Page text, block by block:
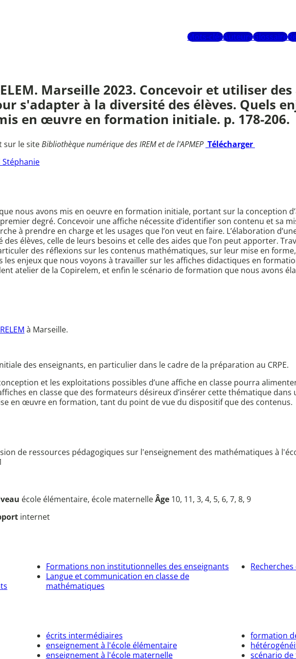
Mots-clésAuteursGlossaire
Marseille 2023. Concevoir et utiliser
s'adapter à la diversité des élèves. Quels
en œuvre en formation initiale. p. 178-206.
sur le siteBibliothèque numérique des IREM et de l'APMEP Télécharger
nous avons mis en oeuvre en formation initiale, portant sur la conception
degré. Concevoir une affiche nécessite d’identifier son contenu et sa
à prendre en charge et les usages que l’on veut en faire. L’élaboration
élèves, celle de leurs besoins et celle des aides que l’on peut apporter.
des réflexions sur les contenus mathématiques, sur leur mise en
enjeux que nous voyons à travailler sur les affiches didactiques en
atelier de la Copirelem, et enfin le scénario de formation que nous avons
à Marseille.
des enseignants, en particulier dans le cadre de la préparation au CRPE.
et les exploitations possibles d’une affiche en classe pourra
en classe que des formateurs désireux d’insérer cette thématique dans
en œuvre en formation, tant du point de vue du dispositif que des contenus.
de ressources pédagogiques sur l'enseignement des mathématiques à
école élémentaire, école maternelleÂge 10, 11, 3, 4, 5, 6, 7, 8, 9
internet
Formations non institutionnelles des enseignants
Langue et communication en classe de
mathématiques
écrits intermédiaires
enseignement à l'école élémentaire
enseignement à l'école maternelle
formation
scénario